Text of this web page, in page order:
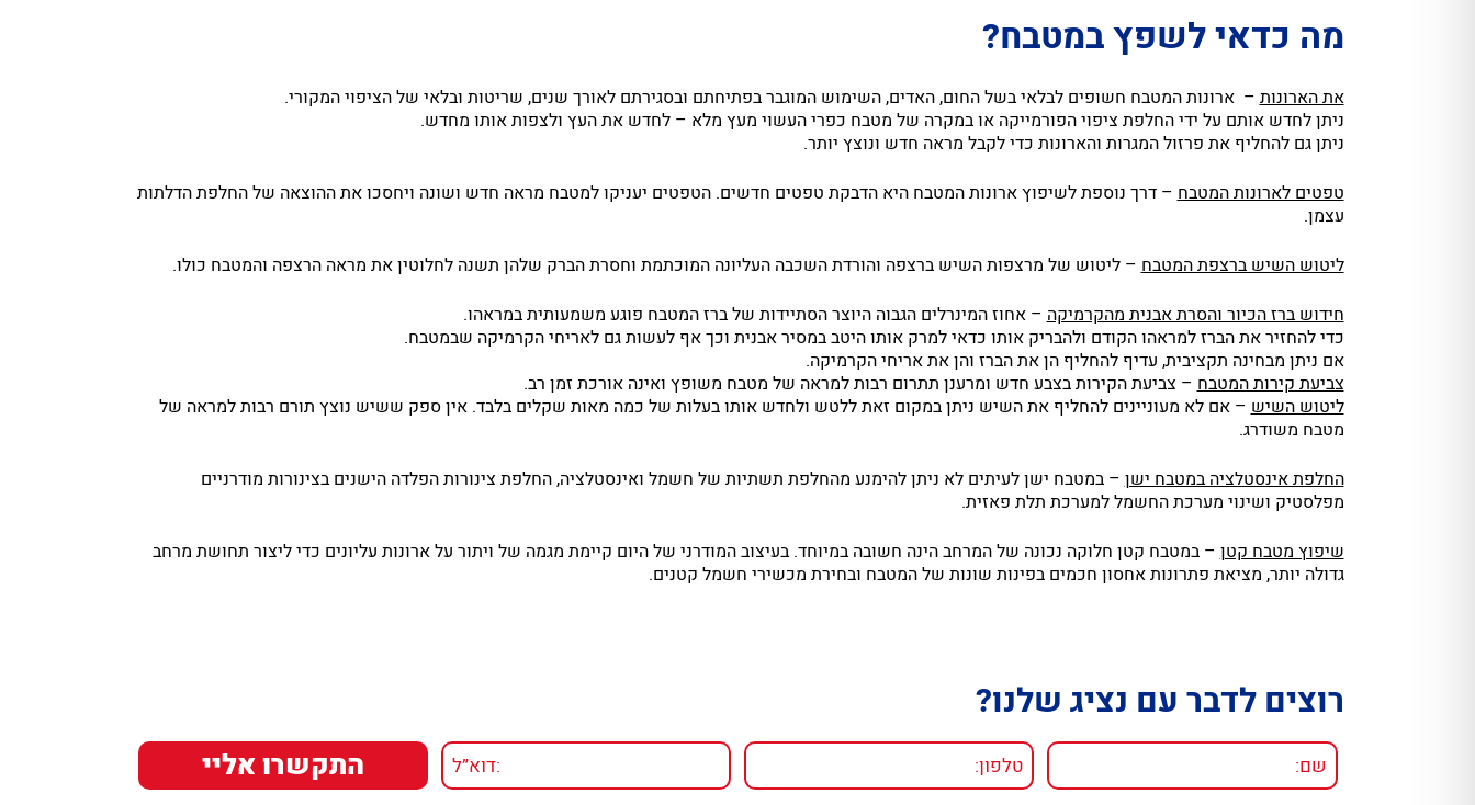
מה כדאי לשפץ במטבח?
את הארונות– ארונות המטבח חשופים לבלאי בשל החום, האדים, השימוש המוגבר בפתיחתם ובסגירתם לאורך שנים, שריטות ובלאי של הציפוי המקורי.
ניתן לחדש אותם על ידי החלפת ציפוי הפורמייקה או במקרה של מטבח כפרי העשוי מעץ מלא – לחדש את העץ ולצפות אותו מחדש.
ניתן גם להחליף את פרזול המגרות והארונות כדי לקבל מראה חדש ונוצץ יותר.
טפטים לארונות המטבח– דרך נוספת לשיפוץ ארונות המטבח היא הדבקת טפטים חדשים. הטפטים יעניקו למטבח מראה חדש ושונה ויחסכו את ההוצאה של החלפת הדלתות
עצמן.
ליטוש השיש ברצפת המטבח– ליטוש של מרצפות השיש ברצפה והורדת השכבה העליונה המוכתמת וחסרת הברק שלהן תשנה לחלוטין את מראה הרצפה והמטבח כולו.
חידוש ברז הכיור והסרת אבנית מהקרמיקה– אחוז המינרלים הגבוה היוצר הסתיידות של ברז המטבח פוגע משמעותית במראהו.
כדי להחזיר את הברז למראהו הקודם ולהבריק אותו כדאי למרק אותו היטב במסיר אבנית וכך אף לעשות גם לאריחי הקרמיקה שבמטבח.
אם ניתן מבחינה תקציבית, עדיף להחליף הן את הברז והן את אריחי הקרמיקה.
צביעת קירות המטבח– צביעת הקירות בצבע חדש ומרענן תתרום רבות למראה של מטבח משופץ ואינה אורכת זמן רב.
ליטוש השיש– אם לא מעוניינים להחליף את השיש ניתן במקום זאת ללטש ולחדש אותו בעלות של כמה מאות שקלים בלבד. אין ספק ששיש נוצץ תורם רבות למראה של
מטבח משודרג.
החלפת אינסטלציה במטבח ישן– במטבח ישן לעיתים לא ניתן להימנע מהחלפת תשתיות של חשמל ואינסטלציה, החלפת צינורות הפלדה הישנים בצינורות מודרניים
מפלסטיק ושינוי מערכת החשמל למערכת תלת פאזית.
שיפוץ מטבח קטן– במטבח קטן חלוקה נכונה של המרחב הינה חשובה במיוחד. בעיצוב המודרני של היום קיימת מגמה של ויתור על ארונות עליונים כדי ליצור תחושת מרחב
גדולה יותר, מציאת פתרונות אחסון חכמים בפינות שונות של המטבח ובחירת מכשירי חשמל קטנים.
רוצים לדבר עם נציג שלנו?